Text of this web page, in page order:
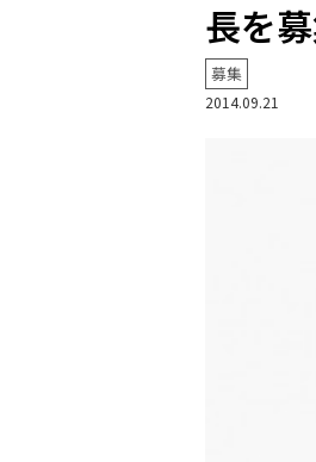
長を
募集
2014.09.21